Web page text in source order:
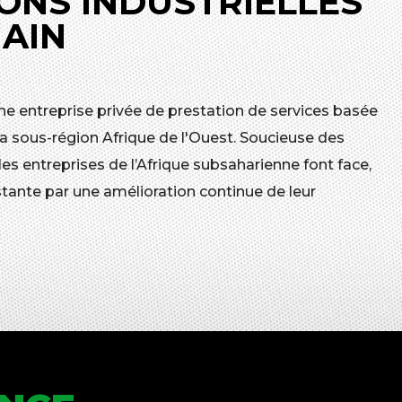
entreprise privée de prestation de services basée
sous-région Afrique de l'Ouest. Soucieuse des
entreprises de l’Afrique subsaharienne font face,
par une amélioration continue de leur